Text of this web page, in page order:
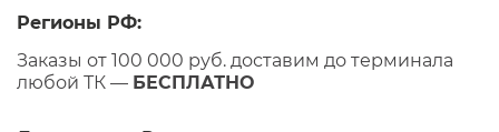
Регионы РФ:
Заказы от 100 000 руб. доставим до терминала
любой ТК — БЕСПЛАТНО